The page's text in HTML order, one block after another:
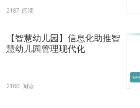
2187 阅读
【智慧幼儿园】信息化助推智
慧幼儿园管理现代化
2160 阅读